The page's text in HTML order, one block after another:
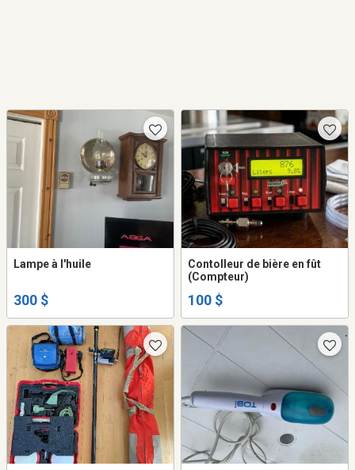
Lampe à l'huile
300 $
Contolleur de bière en fût
(Compteur)
100 $